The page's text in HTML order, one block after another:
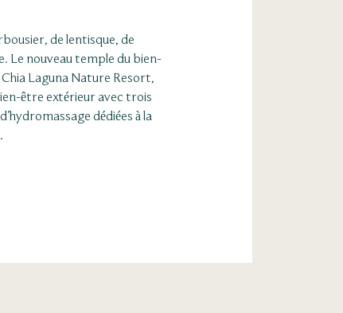
de lentisque, de
Le nouveau temple du bien-
Laguna Nature Resort,
être extérieur avec trois
dédiées à la